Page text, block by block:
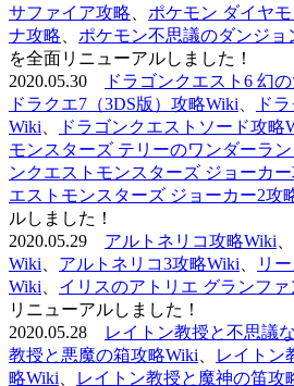
サファイア攻略
ポケモン ダイヤ
ナ攻略
ポケモン不思議のダンジ
を全面リニューアルしました！
2020.05.30
ドラゴンクエスト6 幻
ドラクエ7（3DS版）攻略Wiki
ド
Wiki
ドラゴンクエストソード攻略
モンスターズ テリーのワンダーラ
ンクエストモンスターズ ジョーカ
エストモンスターズ ジョーカー2攻
ルしました！
2020.05.29 アルトネリコ攻略Wiki
Wiki
アルトネリコ3攻略Wiki
リ
Wiki
イリスのアトリエ グランフ
リニューアルしました！
2020.05.28
レイトン教授と不思議
教授と悪魔の箱攻略Wiki
レイトン
略Wiki
レイトン教授と魔神の笛攻